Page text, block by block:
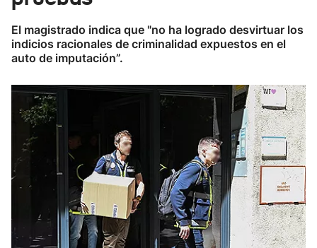
El magistrado indica que "no ha logrado desvirtuar los
indicios racionales de criminalidad expuestos en el
auto de imputación”.